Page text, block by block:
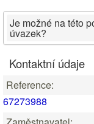
Je možné na této
úvazek?
Kontaktní údaje
Reference:
67273988